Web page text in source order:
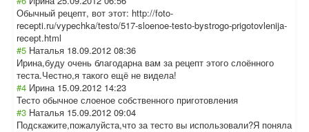
Обычный рецепт, вот этот: http://foto-
recepti.ru/vypechka/testo/517-sloenoe-testo-bystrogo-prigotovlenija-
recept.html
#5 Наталья 18.09.2012 08:36
Ирина,буду очень благодарна вам за рецепт этого слоённого
теста.Честно,я такого ещё не видела!
#4 Ирина 15.09.2012 14:23
Тесто обычное слоеное собственного приготовления
#3 Наталья 15.09.2012 09:04
Подскажите,пожалуйста,что за тесто вы использовали?Я поняла